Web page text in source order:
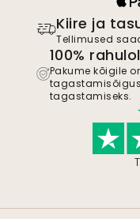
Kiire ja
Tellimused
100%
Pakume kõigile
tagastamiseks.